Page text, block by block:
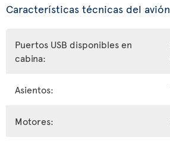
Características técnicas del avión
Puertos USB disponibles en
cabina:
Asientos:
Motores: